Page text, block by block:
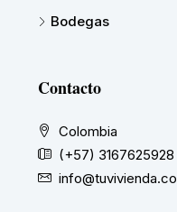
Bodegas
Contacto
Colombia
(+57) 3167625928
info@tuvivienda.co